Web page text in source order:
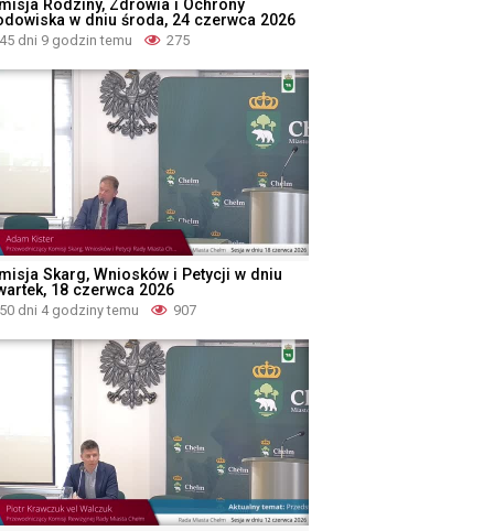
Rodziny, Zdrowia i Ochrony
w dniu środa, 24 czerwca 2026
45 dni 9 godzin temu 275
Skarg, Wniosków i Petycji w dniu
18 czerwca 2026
50 dni 4 godziny temu 907